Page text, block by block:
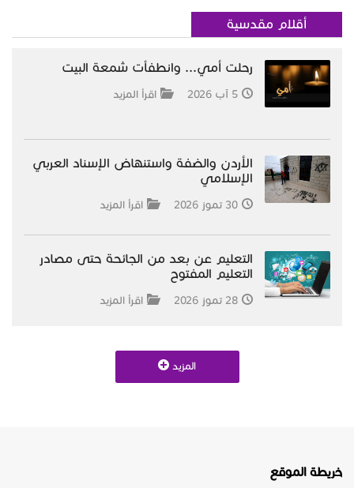
أقلام مقدسية
رحلت أمي... وانطفأت شمعة البيت
5 آب 2026 اقرأ المزيد
الأردن والضفة واستنهاض الإسناد العربي
الإسلامي
30 تموز 2026 اقرأ المزيد
التعليم عن بعد من الجائحة حتى مصادر
التعليم المفتوح
28 تموز 2026 اقرأ المزيد
المزيد
خريطة الموقع